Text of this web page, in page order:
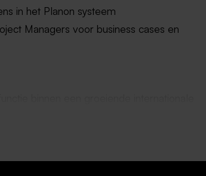
in het Planon systeem
Managers voor business cases en
maand obv 40 uur